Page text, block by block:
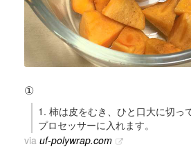
①
1. 柿は皮をむき、ひと口大に切っ
プロセッサーに入れます。
via uf-polywrap.com